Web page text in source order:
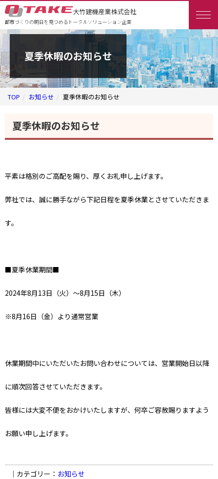
大竹建機産業株式会社
都市づくりの明日を見つめるトータルソリューション企業
夏季休暇のお知らせ
TOP お知らせ 夏季休暇のお知らせ
夏季休暇のお知らせ
平素は格別のご高配を賜り、厚くお礼申し上げます。
弊社では、誠に勝手ながら下記日程を夏季休業とさせていただきま
す。
■夏季休業期間■
2024年8月13日（火）～8月15日（木）
※8月16日（金）より通常営業
休業期間中にいただいたお問い合わせについては、営業開始日以降
に順次回答させていただきます。
皆様には大変不便をおかけいたしますが、何卒ご容赦賜りますよう
お願い申し上げます。
｜カテゴリー： お知らせ